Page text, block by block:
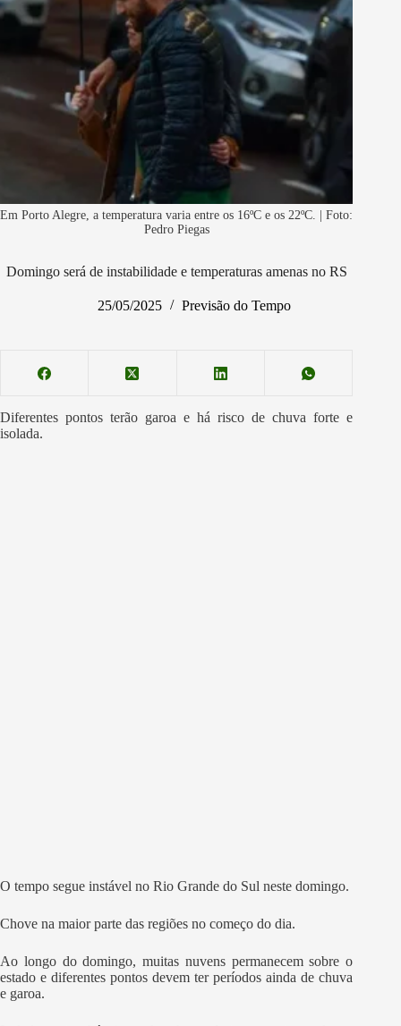
Em Porto Alegre, a temperatura varia entre os 16ºC e os 22ºC. | Foto:
Pedro Piegas
Domingo será de instabilidade e temperaturas amenas no RS
25/05/2025 Previsão do Tempo
Diferentes pontos terão garoa e há risco de chuva forte e
isolada.
O tempo segue instável no Rio Grande do Sul neste domingo.
Chove na maior parte das regiões no começo do dia.
Ao longo do domingo, muitas nuvens permanecem sobre o
estado e diferentes pontos devem ter períodos ainda de chuva
e garoa.